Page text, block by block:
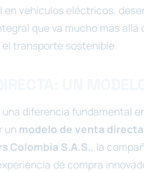
en vehículos eléctricos,
que va mucho más
transporte sostenible.
una diferencia fundamental
un modelo de venta
Colombia S.A.S., la
de compra